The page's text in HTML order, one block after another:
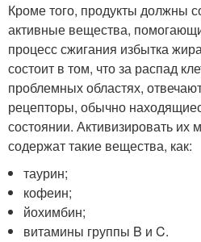
Кроме того, продукты должны
активные вещества,
процесс сжигания избытка
состоит в том, что за распад
проблемных областях,
рецепторы, обычно
состоянии. Активизировать их
содержат такие вещества, как:
таурин;
кофеин;
йохимбин;
витамины группы B и C.